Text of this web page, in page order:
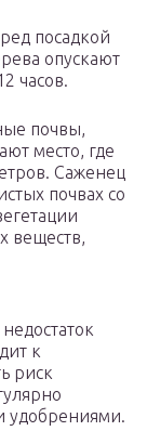
посадкой
опускают
часов.
почвы,
место, где
Саженец
почвах со
веществ,
к
риск
удобрениями.